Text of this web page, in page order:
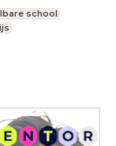
school